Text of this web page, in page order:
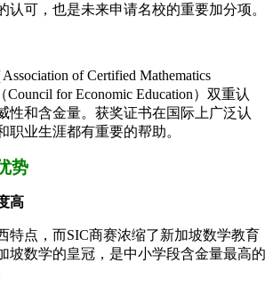
认可，也是未来申请名校的重要加分项。
of Certified Mathematics
Council for Economic Education）双重认
性和含金量。获奖证书在国际上广泛认
职业生涯都有重要的帮助。
势
高
特点，而SIC商赛浓缩了新加坡数学教育
坡数学的皇冠，是中小学段含金量最高的